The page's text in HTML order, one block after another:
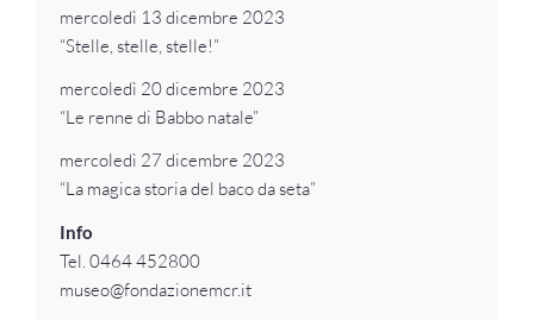
mercoledì 13 dicembre 2023
“Stelle, stelle, stelle!”
mercoledì 20 dicembre 2023
“Le renne di Babbo natale”
mercoledì 27 dicembre 2023
“La magica storia del baco da seta”
Info
Tel. 0464 452800
museo@fondazionemcr.it